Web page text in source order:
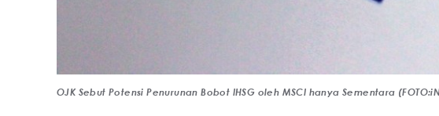
OJK Sebut Potensi Penurunan Bobot IHSG oleh MSCI hanya Sementara